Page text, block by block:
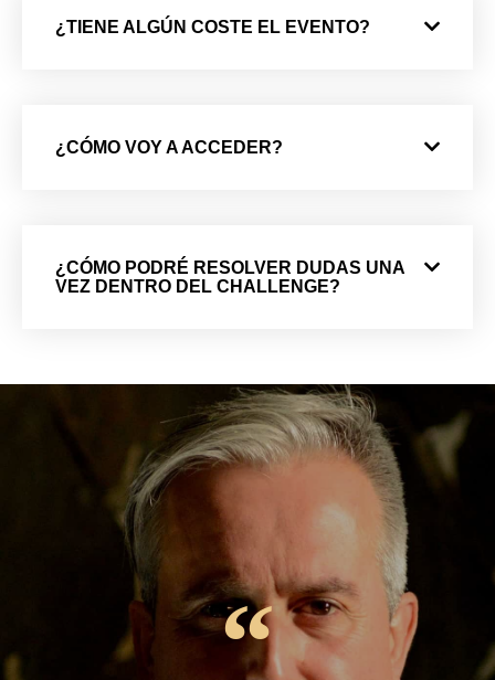
¿TIENE ALGÚN COSTE EL EVENTO?
¿CÓMO VOY A ACCEDER?
¿CÓMO PODRÉ RESOLVER DUDAS UNA
VEZ DENTRO DEL CHALLENGE?